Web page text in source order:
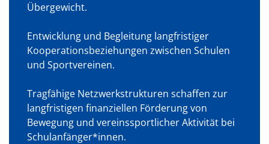
Übergewicht.
Entwicklung und Begleitung langfristiger
Kooperationsbeziehungen zwischen Schulen
und Sportvereinen.
Tragfähige Netzwerkstrukturen schaffen zur
langfristigen finanziellen Förderung von
Bewegung und vereinssportlicher Aktivität bei
Schulanfänger*innen.